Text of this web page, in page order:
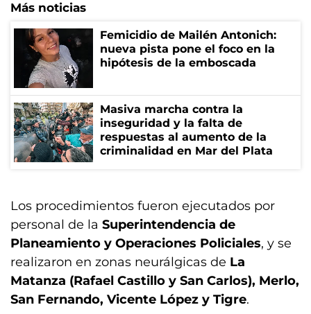
Más noticias
Femicidio de Mailén Antonich:
nueva pista pone el foco en la
hipótesis de la emboscada
Masiva marcha contra la
inseguridad y la falta de
respuestas al aumento de la
criminalidad en Mar del Plata
Los procedimientos fueron ejecutados por
personal de la Superintendencia de
Planeamiento y Operaciones Policiales, y se
realizaron en zonas neurálgicas de La
Matanza (Rafael Castillo y San Carlos), Merlo,
San Fernando, Vicente López y Tigre.